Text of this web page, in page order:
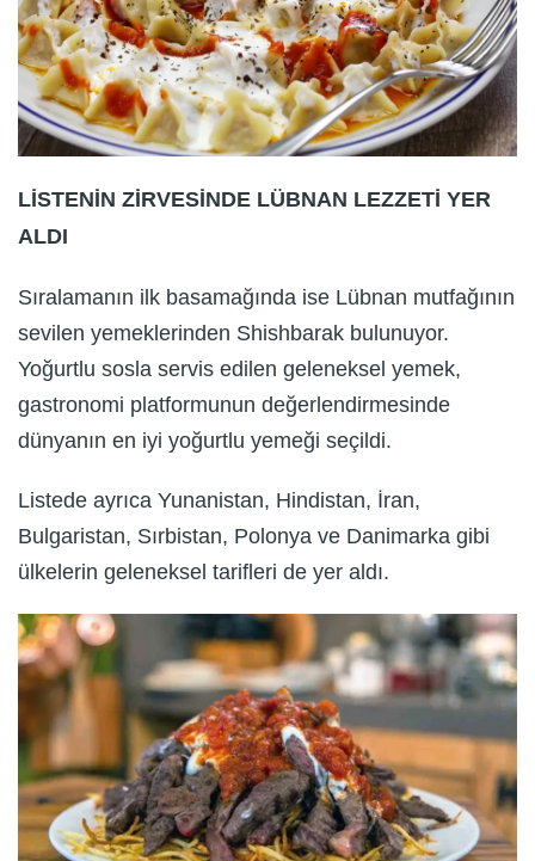
LİSTENİN ZİRVESİNDE LÜBNAN LEZZETİ YER
ALDI
Sıralamanın ilk basamağında ise Lübnan mutfağının
sevilen yemeklerinden Shishbarak bulunuyor.
Yoğurtlu sosla servis edilen geleneksel yemek,
gastronomi platformunun değerlendirmesinde
dünyanın en iyi yoğurtlu yemeği seçildi.
Listede ayrıca Yunanistan, Hindistan, İran,
Bulgaristan, Sırbistan, Polonya ve Danimarka gibi
ülkelerin geleneksel tarifleri de yer aldı.